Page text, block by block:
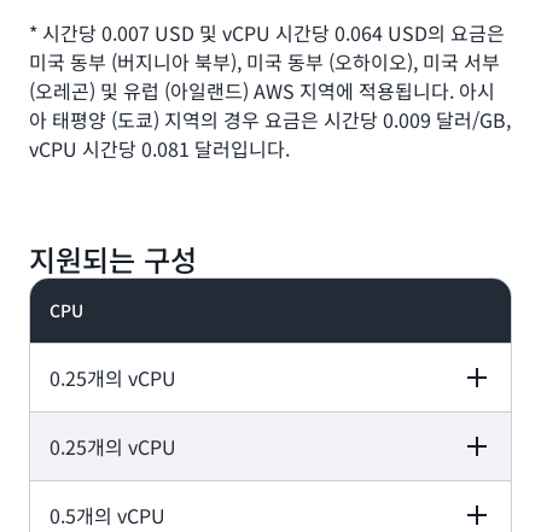
* 시간당 0.007 USD 및 vCPU 시간당 0.064 USD의 요금은
미국 동부 (버지니아 북부), 미국 동부 (오하이오), 미국 서부
(오레곤) 및 유럽 (아일랜드) AWS 지역에 적용됩니다. 아시
아 태평양 (도쿄) 지역의 경우 요금은 시간당 0.009 달러/GB,
vCPU 시간당 0.081 달러입니다.
지원되는 구성
CPU
0.25개의 vCPU
Memory values
0.5GB
0.25개의 vCPU
Memory values
0.5개의 vCPU